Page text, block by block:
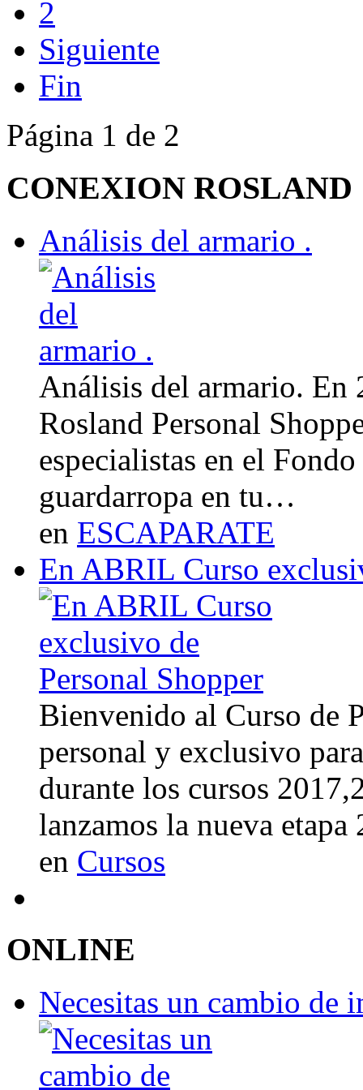
2
Siguiente
Fin
Página 1 de 2
CONEXION ROSLAND
Análisis del armario .
Análisis del armario. En
Rosland Personal
especialistas en el
guardarropa en tu…
en ESCAPARATE
En ABRIL Curso
Bienvenido al Curso de
personal y exclusivo
durante los cursos
lanzamos la nueva
en Cursos
ONLINE
Necesitas un cambio de